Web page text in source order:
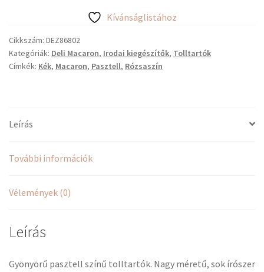
mennyiség
Kívánságlistához
Cikkszám: DEZ86802
Kategóriák: Deli Macaron, Irodai kiegészítők, Tolltartók
Címkék: Kék, Macaron, Pasztell, Rózsaszín
Leírás
További információk
Vélemények (0)
Leírás
Gyönyörű pasztell színű tolltartók. Nagy méretű, sok írószer